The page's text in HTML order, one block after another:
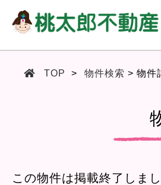
TOP 物件検索 物件
この物件は掲載終了しまし